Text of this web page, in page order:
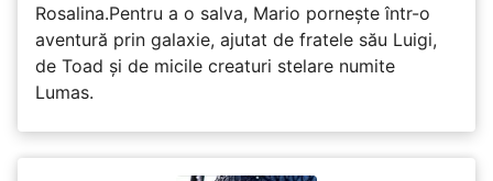
Rosalina.Pentru a o salva, Mario pornește într-o
aventură prin galaxie, ajutat de fratele său Luigi,
de Toad și de micile creaturi stelare numite
Lumas.